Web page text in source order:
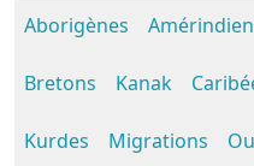
Aborigènes
Bretons Kanak
Kurdes Migrations